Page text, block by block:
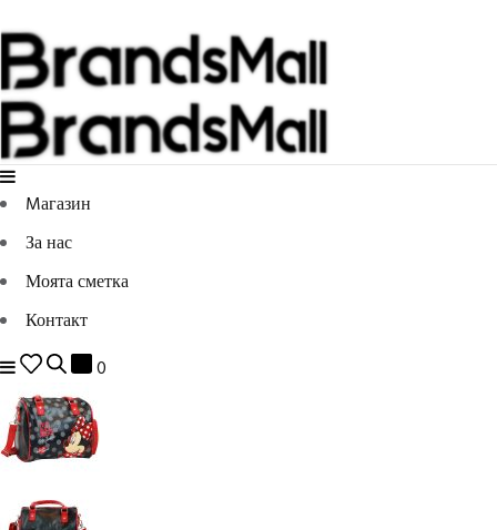
Mагазин
За нас
Моята сметка
Контакт
0